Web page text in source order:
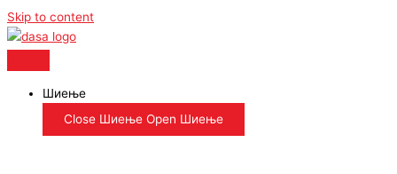
Skip to content
Шиење
Close Шиење Open Шиење